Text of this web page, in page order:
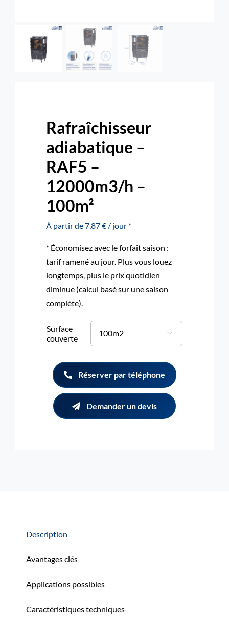
Nous contacter : 04 72 48 02 18
Rafraîchisseur
adiabatique –
RAF5 –
12000m3/h –
100m²
À partir de 7,87 € / jour *
* Économisez avec le forfait saison :
tarif ramené au jour. Plus vous louez
longtemps, plus le prix quotidien
diminue (calcul basé sur une saison
complète).
Surface
couverte

Réserver par téléphone
Demander un devis
Description
Avantages clés
Applications possibles
Caractéristiques techniques